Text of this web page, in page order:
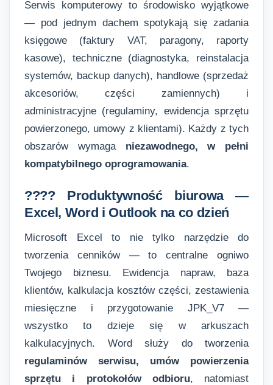
Serwis komputerowy to środowisko wyjątkowe
— pod jednym dachem spotykają się zadania
księgowe (faktury VAT, paragony, raporty
kasowe), techniczne (diagnostyka, reinstalacja
systemów, backup danych), handlowe (sprzedaż
akcesoriów, części zamiennych) i
administracyjne (regulaminy, ewidencja sprzętu
powierzonego, umowy z klientami). Każdy z tych
obszarów wymaga niezawodnego, w pełni
kompatybilnego oprogramowania.
???? Produktywność biurowa —
Excel, Word i Outlook na co dzień
Microsoft Excel to nie tylko narzędzie do
tworzenia cenników — to centralne ogniwo
Twojego biznesu. Ewidencja napraw, baza
klientów, kalkulacja kosztów części, zestawienia
miesięczne i przygotowanie JPK_V7 —
wszystko to dzieje się w arkuszach
kalkulacyjnych. Word służy do tworzenia
regulaminów serwisu, umów powierzenia
sprzętu i protokołów odbioru, natomiast